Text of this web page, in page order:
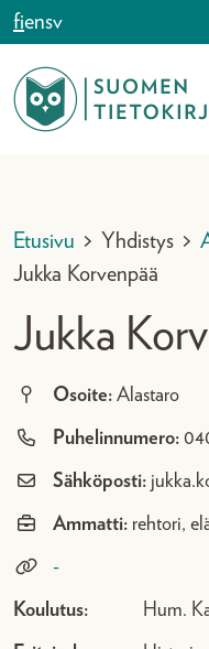
Siirry sisältöön
fiensv
Etusivu > Yhdistys >
Jukka Korvenpää
Jukka
Osoite: Alastaro
Puhelinnumero:
Sähköposti:
Ammatti: rehtori,
-
Koulutus: Hum.